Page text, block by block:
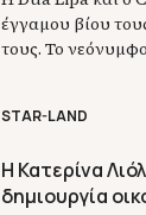
έγγαμου βίου
τους. Το
φωτογραφίες που
STAR-LAND
Η Κατερίνα
δημιουργία